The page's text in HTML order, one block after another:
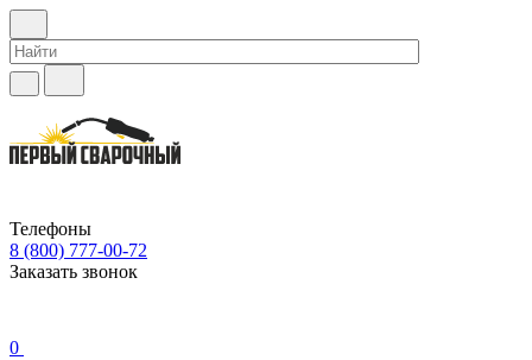
Телефоны
8 (800) 777-00-72
Заказать звонок
0